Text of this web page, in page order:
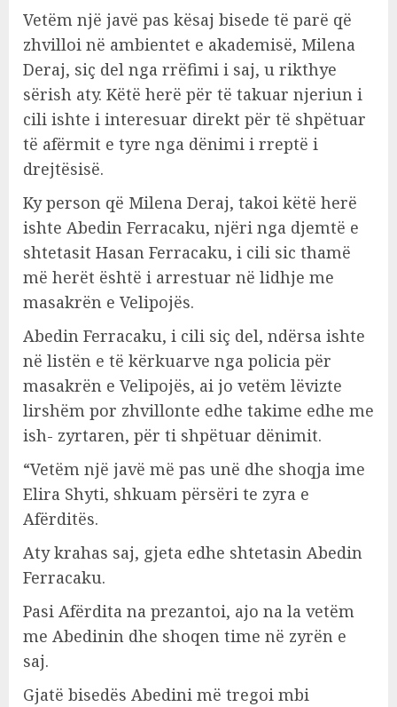
Vetëm një javë pas kësaj bisede të parë që
zhvilloi në ambientet e akademisë, Milena
Deraj, siç del nga rrëfimi i saj, u rikthye
sërish aty. Këtë herë për të takuar njeriun i
cili ishte i interesuar direkt për të shpëtuar
të afërmit e tyre nga dënimi i rreptë i
drejtësisë.
Ky person që Milena Deraj, takoi këtë herë
ishte Abedin Ferracaku, njëri nga djemtë e
shtetasit Hasan Ferracaku, i cili sic thamë
më herët është i arrestuar në lidhje me
masakrën e Velipojës.
Abedin Ferracaku, i cili siç del, ndërsa ishte
në listën e të kërkuarve nga policia për
masakrën e Velipojës, ai jo vetëm lëvizte
lirshëm por zhvillonte edhe takime edhe me
ish- zyrtaren, për ti shpëtuar dënimit.
“Vetëm një javë më pas unë dhe shoqja ime
Elira Shyti, shkuam përsëri te zyra e
Afërditës.
Aty krahas saj, gjeta edhe shtetasin Abedin
Ferracaku.
Pasi Afërdita na prezantoi, ajo na la vetëm
me Abedinin dhe shoqen time në zyrën e
saj.
Gjatë bisedës Abedini më tregoi mbi